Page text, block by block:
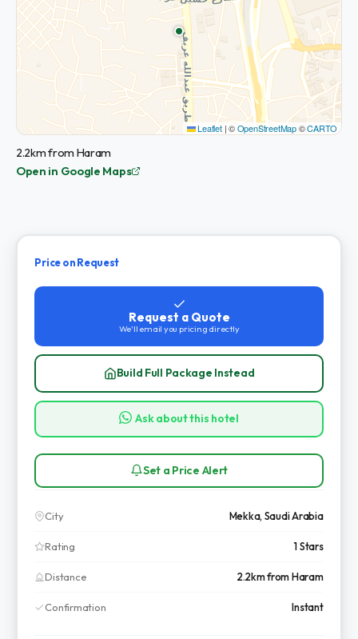
Leaflet |©OpenStreetMap©CARTO
2.2km from Haram
Open in Google Maps
Price on Request
Request a Quote
We'll email you pricing directly
Build Full Package Instead
Ask about this hotel
Set a Price Alert
City Mekka, Saudi Arabia
Rating 1 Stars
Distance 2.2km from Haram
Confirmation Instant